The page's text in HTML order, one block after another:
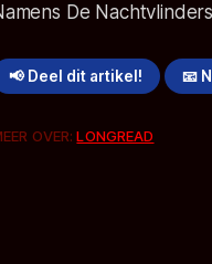
De
📢 Deel dit artikel! 📧
OVER:LONGREAD